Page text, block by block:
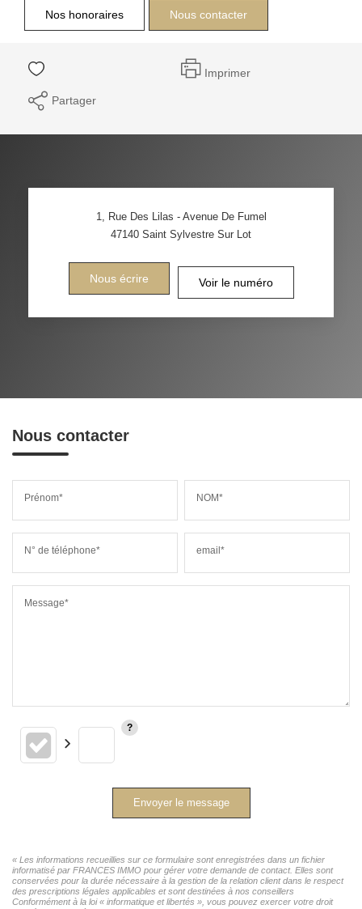
Nos honoraires Nous contacter
Imprimer
Partager
1, Rue Des Lilas - Avenue De Fumel
47140 Saint Sylvestre Sur Lot
Nous écrire Voir le numéro
Nous contacter
Prénom* NOM*
N° de téléphone* email*
Message*
Envoyer le message
« Les informations recueillies sur ce formulaire sont enregistrées dans un fichier
informatisé par FRANCES IMMO pour gérer votre demande de contact. Elles sont
conservées pour la durée nécessaire à la gestion de la relation client dans le respect
des prescriptions légales applicables et sont destinées à nos conseillers
Conformément à la loi « informatique et libertés », vous pouvez exercer votre droit